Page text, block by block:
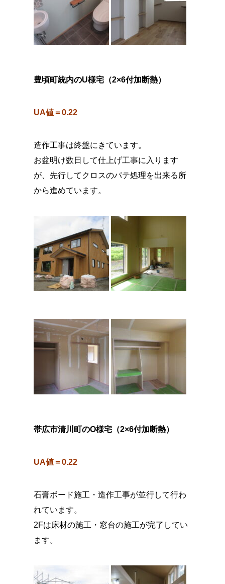
豊頃町統内のU様宅（2×6付加断熱）
UA値＝0.22
造作工事は終盤にきています。
お盆明け数日して仕上げ工事に入ります
が、先行してクロスのパテ処理を出来る所
から進めています。
帯広市清川町のO様宅（2×6付加断熱）
UA値＝0.22
石膏ボード施工・造作工事が並行して行わ
れています。
2Fは床材の施工・窓台の施工が完了してい
ます。